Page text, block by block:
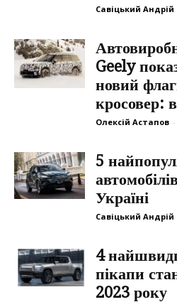
Савіцький Андрій
Geely
новий
кросовер:
Олексій Астапов -
5
Україні
Савіцький Андрій
4
пікапи
2023 року